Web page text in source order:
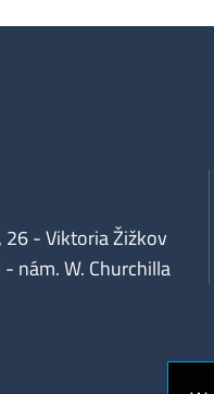
26 - Viktoria Žižkov
nám. W. Churchilla